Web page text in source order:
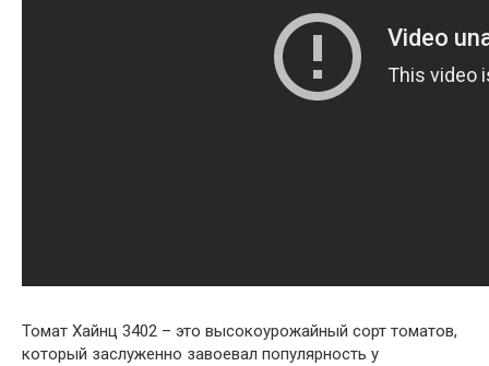
Томат Хайнц 3402 – это высокоурожайный сорт томатов,
который заслуженно завоевал популярность у